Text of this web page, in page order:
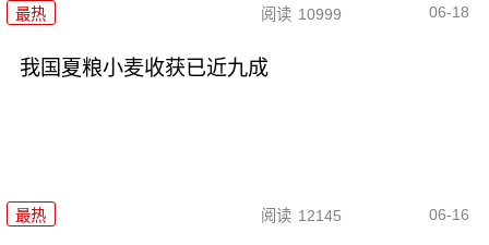
最热 阅读 10999 06-18
我国夏粮小麦收获已近九成
最热 阅读 12145 06-16